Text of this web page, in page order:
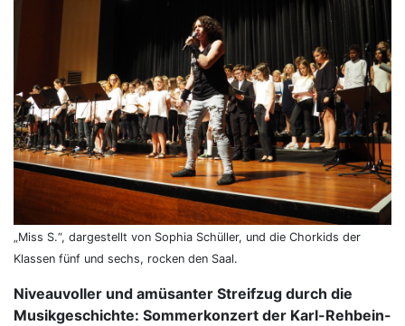
„Miss S.“, dargestellt von Sophia Schüller, und die Chorkids der
Klassen fünf und sechs, rocken den Saal.
Niveauvoller und amüsanter Streifzug durch die
Musikgeschichte: Sommerkonzert der Karl-Rehbein-